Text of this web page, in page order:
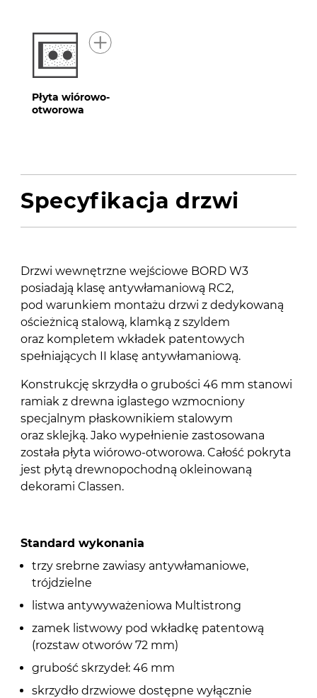
Płyta wiórowo-
otworowa
Specyfikacja drzwi
Drzwi wewnętrzne wejściowe BORD W3
posiadają klasę antywłamaniową RC2,
pod warunkiem montażu drzwi z dedykowaną
ościeżnicą stalową, klamką z szyldem
oraz kompletem wkładek patentowych
spełniających II klasę antywłamaniową.
Konstrukcję skrzydła o grubości 46 mm stanowi
ramiak z drewna iglastego wzmocniony
specjalnym płaskownikiem stalowym
oraz sklejką. Jako wypełnienie zastosowana
została płyta wiórowo-otworowa. Całość pokryta
jest płytą drewnopochodną okleinowaną
dekorami Classen.
Standard wykonania
trzy srebrne zawiasy antywłamaniowe,
trójdzielne
listwa antywyważeniowa Multistrong
zamek listwowy pod wkładkę patentową
(rozstaw otworów 72 mm)
grubość skrzydeł: 46 mm
skrzydło drzwiowe dostępne wyłącznie